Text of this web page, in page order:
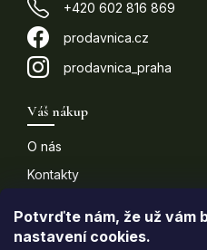
Potvrďte nám​​, že už vám
nastavení cookies.
+420 602 816 869
prodavnica.cz
prodavnica_praha
Váš nákup
O nás
Kontakty